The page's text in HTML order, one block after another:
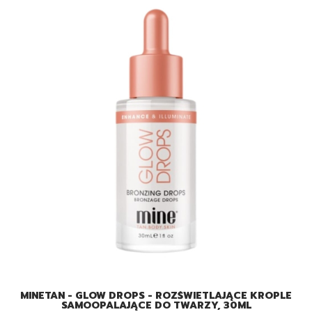
MINETAN - GLOW DROPS - ROZŚWIETLAJĄCE KROPLE
SAMOOPALAJĄCE DO TWARZY, 30ML